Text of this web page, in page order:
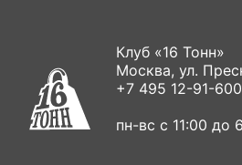
Клуб «16 Тонн»
Москва, ул.
+7 495 12-91-
пн-вс с 11:00 до